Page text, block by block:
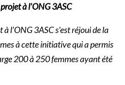
à l’ONG 3ASC
l’ONG 3ASC s’est réjoui de la
à cette initiative qui a permis
200 à 250 femmes ayant été